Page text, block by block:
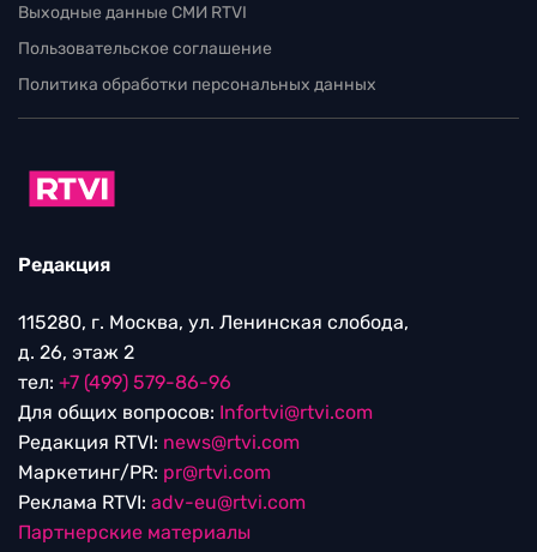
Выходные данные СМИ RTVI
Пользовательское соглашение
Политика обработки персональных данных
Редакция
115280, г. Москва, ул. Ленинская слобода,
д. 26, этаж 2
тел: +7 (499) 579-86-96
Для общих вопросов: Infortvi@rtvi.com
Редакция RTVI: news@rtvi.com
Маркетинг/PR: pr@rtvi.com
Реклама RTVI: adv-eu@rtvi.com
Партнерские материалы